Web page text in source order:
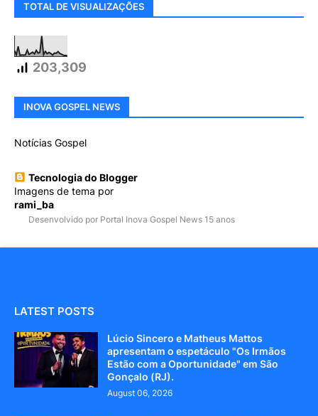
TOTAL DE VISUALIZAÇÕES
203,309
INOVA GOSPEL NEWS
Notícias Gospel
Tecnologia do Blogger
Imagens de tema por
rami_ba
Desenvolvido por Portal Inova Gospel News 15 anos
LATEST POSTS
Lúcio Sincero e Matheus Mattos
apresentam o espetáculo "Os Irmãos
Estão com a Oportunidade" em São
Gonçalo (RJ).
August 06, 2026